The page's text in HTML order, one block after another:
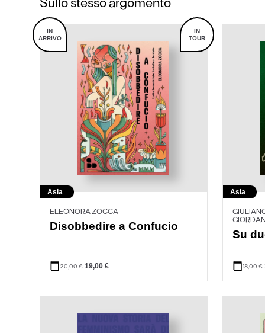
IN
ARRIVO
IN
TOUR
Asia
ELEONORA ZOCCA
Disobbedire a Confucio
20,00€ 19,00 €
Asia
Su
18,00€